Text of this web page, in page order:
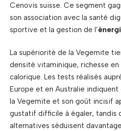
Cenovis suisse. Ce segment
son association avec la santé
sportive et la gestion de l’
La supériorité de la Vegemite
densité vitaminique, richesse
calorique. Les tests réalisés
Europe et en Australie
la Vegemite et son goût incisif
gustatif difficile à égaler, tandis
alternatives séduisent